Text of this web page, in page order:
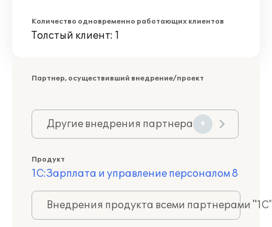
Количество одновременно работающих клиентов
Толстый клиент: 1
Партнер, осуществивший внедрение/проект
Другие внедрения партнера 9
Продукт
1С:Зарплата и управление персоналом 8
Внедрения продукта всеми партнерами